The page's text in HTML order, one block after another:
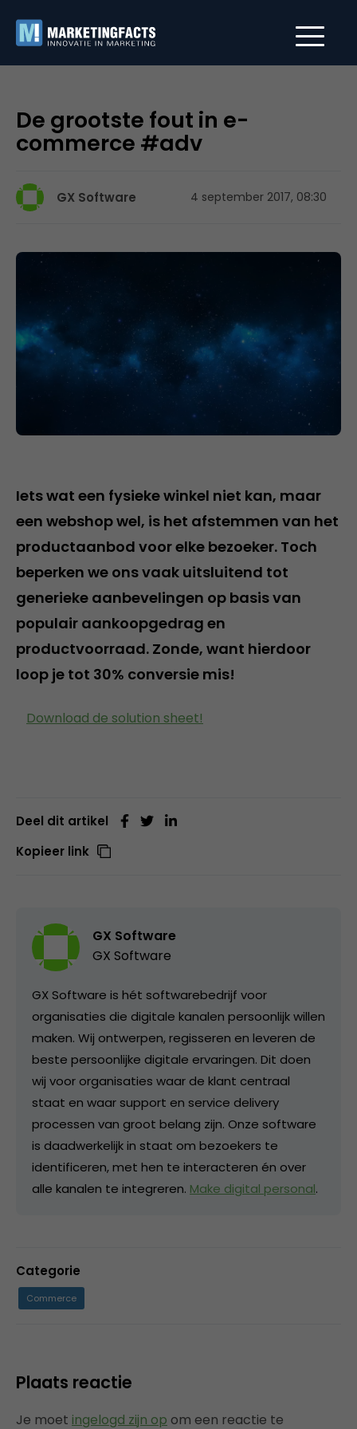
De grootste fout in e-
commerce #adv
GX Software 4 september 2017, 08:30
Iets wat een fysieke winkel niet kan, maar
een webshop wel, is het afstemmen van het
productaanbod voor elke bezoeker. Toch
beperken we ons vaak uitsluitend tot
generieke aanbevelingen op basis van
populair aankoopgedrag en
productvoorraad. Zonde, want hierdoor
loop je tot 30% conversie mis!
Download de solution sheet!
Deel dit artikel
Kopieer link
GX Software
GX Software
GX Software is hét softwarebedrijf voor
organisaties die digitale kanalen persoonlijk willen
maken. Wij ontwerpen, regisseren en leveren de
beste persoonlijke digitale ervaringen. Dit doen
wij voor organisaties waar de klant centraal
staat en waar support en service delivery
processen van groot belang zijn. Onze software
is daadwerkelijk in staat om bezoekers te
identificeren, met hen te interacteren én over
alle kanalen te integreren. Make digital personal.
Categorie
Commerce
Plaats reactie
Je moet ingelogd zijn op om een reactie te